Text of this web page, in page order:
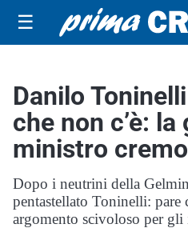
☰
Danilo
che non c’è:
ministro
Dopo i neutrini della
pentastellato Toninelli: pare
argomento scivoloso per